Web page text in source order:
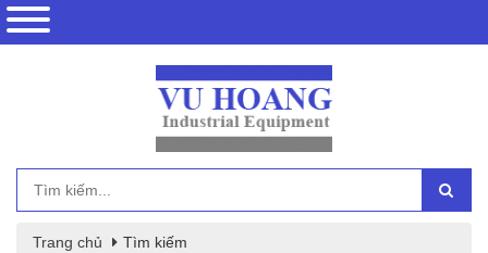
Trang chủ Tìm kiếm